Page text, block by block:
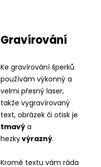
Gravírování
Ke gravírování šperků
používám výkonný a
velmi přesný laser,
takže vygravírovaný
text, obrázek či otisk je
tmavý a
hezkyvýrazný.
Kromě textu vám ráda